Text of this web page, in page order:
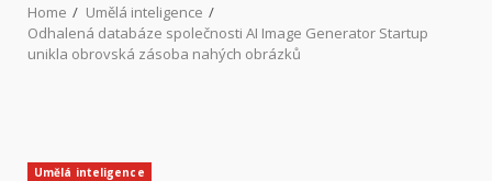
Home
Umělá inteligence
Odhalená databáze společnosti AI Image Generator Startup
unikla obrovská zásoba nahých obrázků
Umělá inteligence